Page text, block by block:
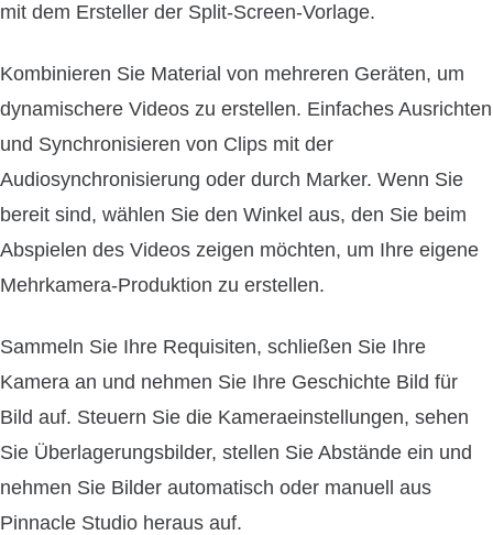
mit dem Ersteller der Split-Screen-Vorlage.
Kombinieren Sie Material von mehreren Geräten, um
dynamischere Videos zu erstellen. Einfaches Ausrichten
und Synchronisieren von Clips mit der
Audiosynchronisierung oder durch Marker. Wenn Sie
bereit sind, wählen Sie den Winkel aus, den Sie beim
Abspielen des Videos zeigen möchten, um Ihre eigene
Mehrkamera-Produktion zu erstellen.
Sammeln Sie Ihre Requisiten, schließen Sie Ihre
Kamera an und nehmen Sie Ihre Geschichte Bild für
Bild auf. Steuern Sie die Kameraeinstellungen, sehen
Sie Überlagerungsbilder, stellen Sie Abstände ein und
nehmen Sie Bilder automatisch oder manuell aus
Pinnacle Studio heraus auf.